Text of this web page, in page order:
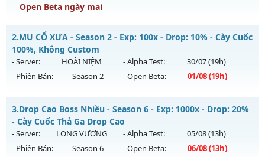
Open Beta ngày mai
Mu Thiên Sứ - Tối đa item 380 full thần và wing 3
Mu mới ra tháng 08 2026 - Mở máy chủ
ngày 09/08/2626
Exp: 2000x - Drop: 100%
Thể loại: Mu Nguyên bản Webzen
Antihack: sharkguard
2.MU CỔ XƯA - Season 2 - Exp: 100x - Drop: 10% - Cày Cuốc
100%, Không Custom
- Server: HOÀI NIỆM - Alpha Test: 30/07(19h)
- Phiên Bản:
Season 2 - Open Beta: 01/08(19h)
MU CỔ XƯA - Cày Cuốc 100%, Không Custom
Mu mới ra tháng 08 2026 - Mở máy chủ
ngày 01/08/2626
Exp: 100x - Drop: 10%
3.Drop Cao Boss Nhiều - Season 6 - Exp: 1000x - Drop: 20%
- Cày Cuốc Thả Ga Drop Cao
- Server: LONG VƯƠNG - Alpha Test: 05/08(13h)
- Phiên Bản:
Season 6 - Open Beta: 06/08(13h)